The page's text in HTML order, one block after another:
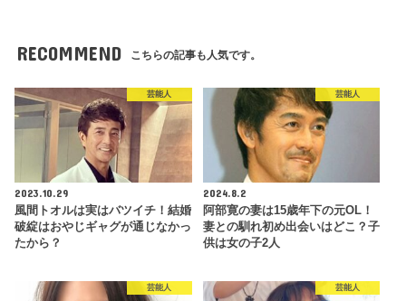
RECOMMEND こちらの記事も人気です。
芸能人
2023.10.29
風間トオルは実はバツイチ！結婚
破綻はおやじギャグが通じなかっ
たから？
芸能人
2024.8.2
阿部寛の妻は15歳年下の元OL！
妻との馴れ初め出会いはどこ？子
供は女の子2人
芸能人 芸能人